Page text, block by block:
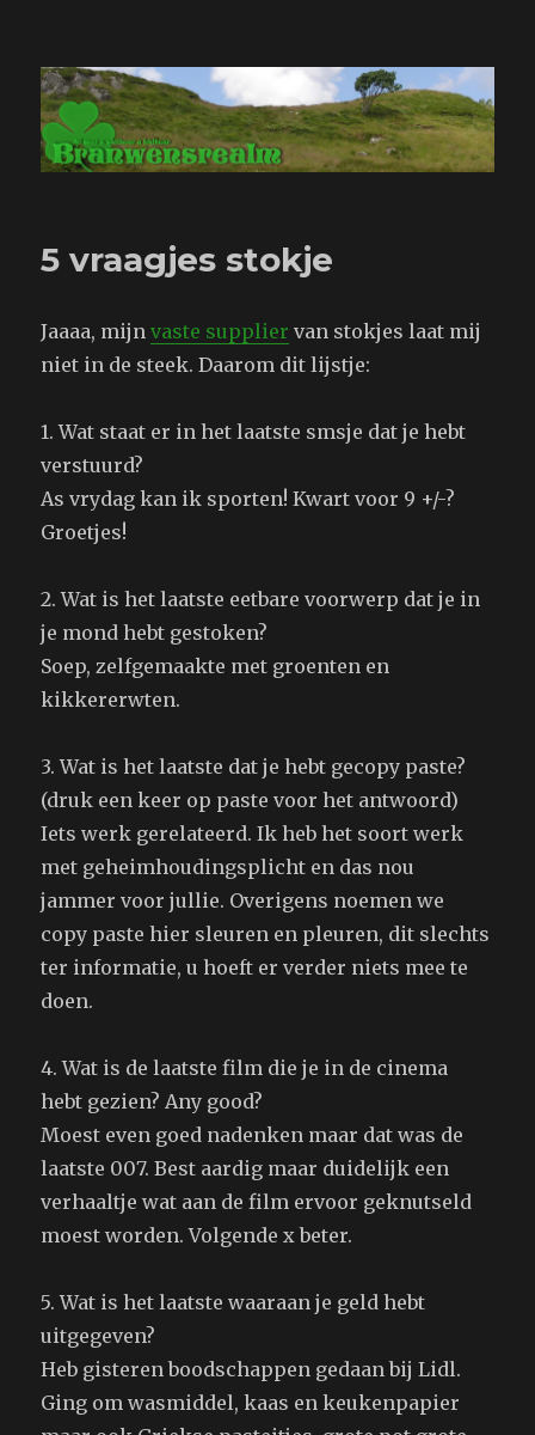
Branwensrealm.com
5 vraagjes stokje
Jaaaa, mijnvaste supplier van stokjes laat mij
niet in de steek. Daarom dit lijstje:
1. Wat staat er in het laatste smsje dat je hebt
verstuurd?
As vrydag kan ik sporten! Kwart voor 9 +/-?
Groetjes!
2. Wat is het laatste eetbare voorwerp dat je in
je mond hebt gestoken?
Soep, zelfgemaakte met groenten en
kikkererwten.
3. Wat is het laatste dat je hebt gecopy paste?
(druk een keer op paste voor het antwoord)
Iets werk gerelateerd. Ik heb het soort werk
met geheimhoudingsplicht en das nou
jammer voor jullie. Overigens noemen we
copy paste hier sleuren en pleuren, dit slechts
ter informatie, u hoeft er verder niets mee te
doen.
4. Wat is de laatste film die je in de cinema
hebt gezien? Any good?
Moest even goed nadenken maar dat was de
laatste 007. Best aardig maar duidelijk een
verhaaltje wat aan de film ervoor geknutseld
moest worden. Volgende x beter.
5. Wat is het laatste waaraan je geld hebt
uitgegeven?
Heb gisteren boodschappen gedaan bij Lidl.
Ging om wasmiddel, kaas en keukenpapier